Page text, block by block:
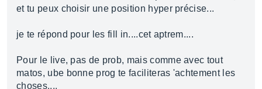
et tu peux choisir une position hyper précise...
je te répond pour les fill in....cet aptrem....
Pour le live, pas de prob, mais comme avec tout
matos, ube bonne prog te faciliteras 'achtement les
choses....